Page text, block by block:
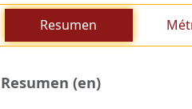
Resumen
Resumen (en)